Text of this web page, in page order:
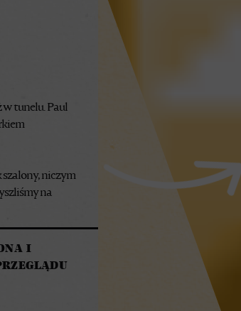
w tunelu. Paul
szalony, niczym
na
I